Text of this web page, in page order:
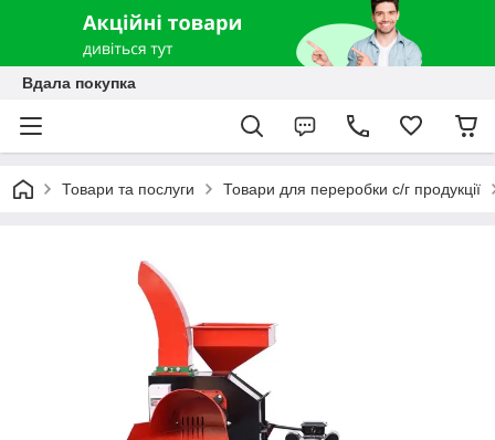
Вдала покупка
Товари та послуги Товари для переробки с/г продукції